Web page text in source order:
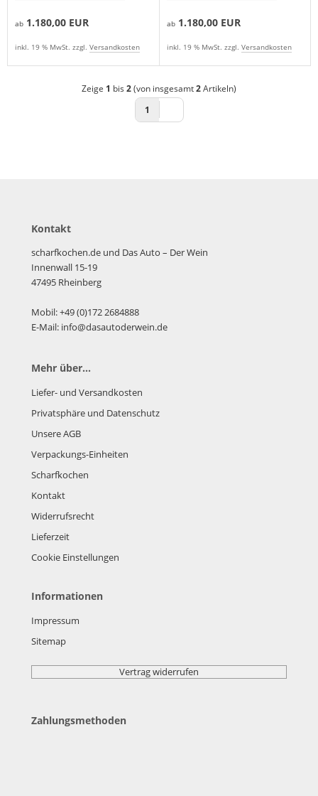
ab 1.180,00 EUR
inkl. 19 % MwSt. zzgl. Versandkosten
ab 1.180,00 EUR
inkl. 19 % MwSt. zzgl. Versandkosten
Zeige 1 bis 2(von insgesamt2Artikeln)
1
Kontakt
scharfkochen.de und Das Auto – Der Wein
Innenwall 15-19
47495 Rheinberg
Mobil: +49 (0)172 2684888
E-Mail: info@dasautoderwein.de
Mehr über...
Liefer- und Versandkosten
Privatsphäre und Datenschutz
Unsere AGB
Verpackungs-Einheiten
Scharfkochen
Kontakt
Widerrufsrecht
Lieferzeit
Cookie Einstellungen
Informationen
Impressum
Sitemap
Vertrag widerrufen
Zahlungsmethoden